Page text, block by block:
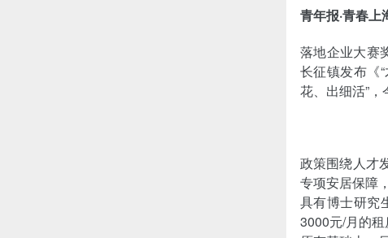
青年报·青春上
落地企业大赛
长征镇发布《
花、出细活”，
政策围绕人才
专项安居保障
具有博士研究
3000元/月的